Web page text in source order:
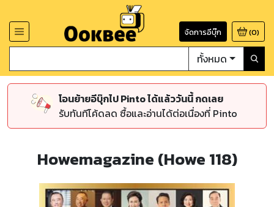
จัดการอีบุ๊ก (0)
ทั้งหมด
โอนย้ายอีบุ๊กไป Pinto ได้แล้ววันนี้ กดเลย
รับทันทีโค้ดลด ซื้อและอ่านได้ต่อเนื่องที่ Pinto
Howemagazine (Howe 118)